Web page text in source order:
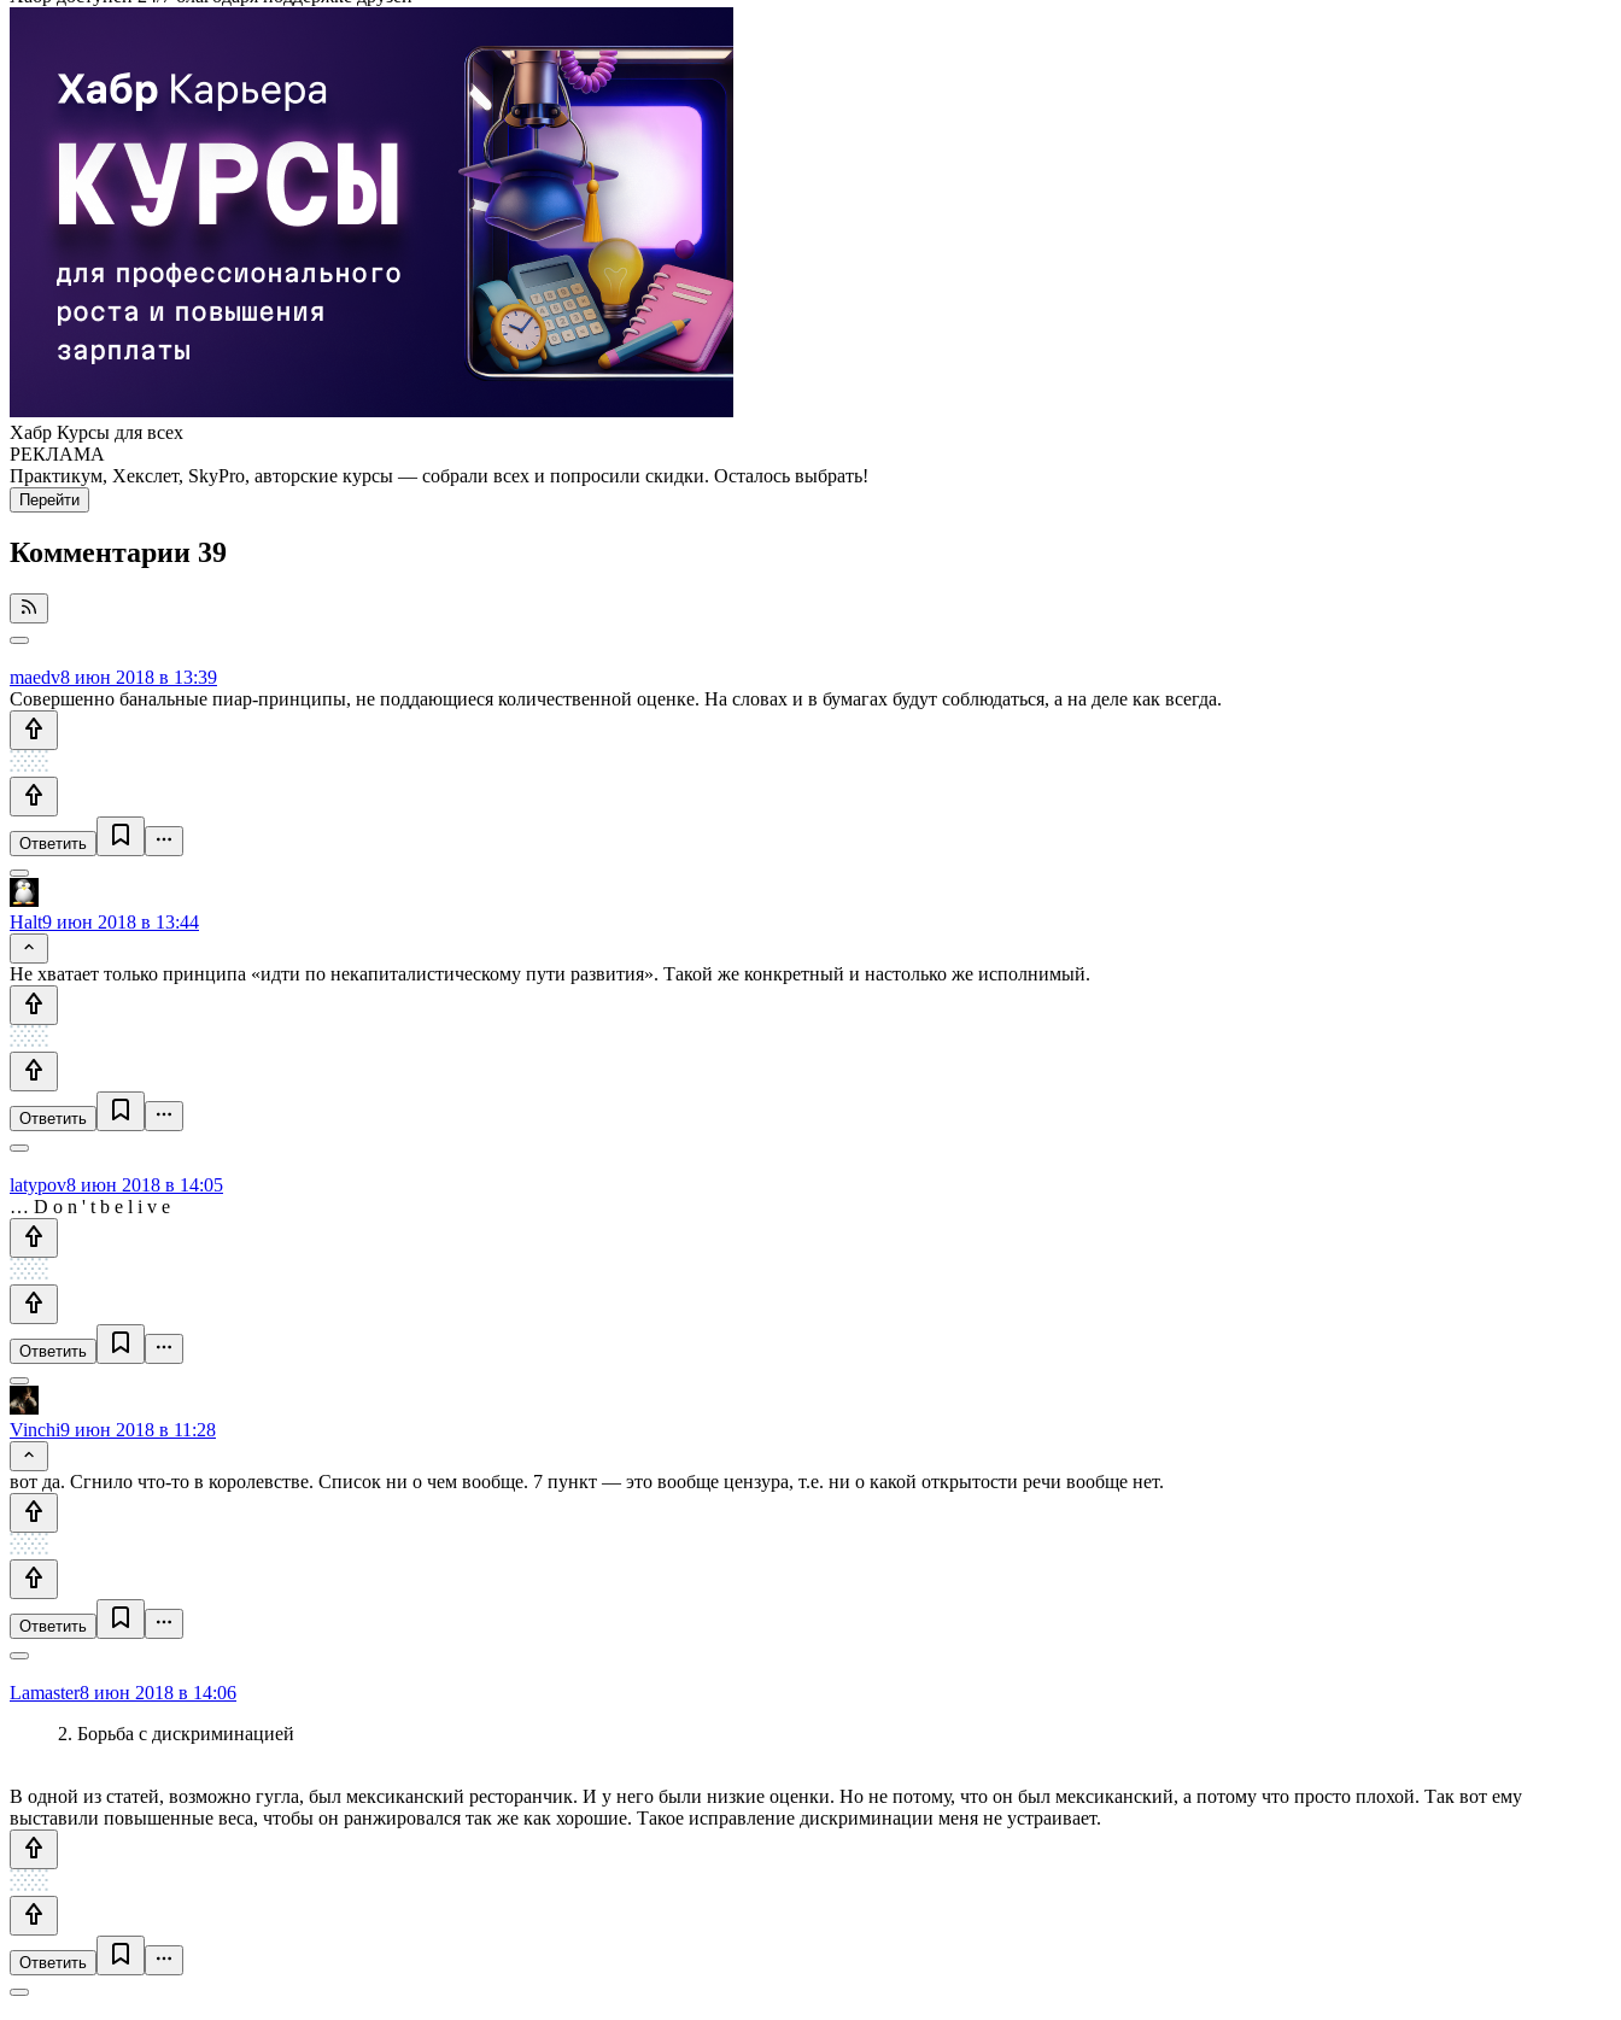
Хабр Курсы для всех
РЕКЛАМА
Практикум, Хекслет, SkyPro, авторские курсы — собрали всех и попросили скидки. Осталось выбрать!
Перейти
Комментарии 39
maedv8 июн 2018 в 13:39
Совершенно банальные пиар-принципы, не поддающиеся количественной оценке. На словах и в бумагах будут соблюдаться, а на деле как всегда.
Ответить
Halt9 июн 2018 в 13:44
Не хватает только принципа «идти по некапиталистическому пути развития». Такой же конкретный и настолько же исполнимый.
Ответить
latypov8 июн 2018 в 14:05
… D o n ' t b e l i v e
Ответить
Vinchi9 июн 2018 в 11:28
вот да. Сгнило что-то в королевстве. Список ни о чем вообще. 7 пункт — это вообще цензура, т.е. ни о какой открытости речи вообще нет.
Ответить
Lamaster8 июн 2018 в 14:06
2. Борьба с дискриминацией
В одной из статей, возможно гугла, был мексиканский ресторанчик. И у него были низкие оценки. Но не потому, что он был мексиканский, а потому что просто плохой. Так вот ему
выставили повышенные веса, чтобы он ранжировался так же как хорошие. Такое исправление дискриминации меня не устраивает.
Ответить